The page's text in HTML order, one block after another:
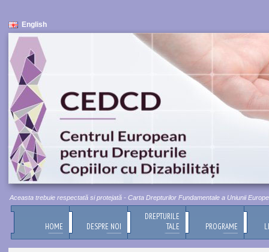
English
trebuie respectată si protejată - Carta Drepturilor Fundamentale a Uniunii
HOME DESPRE NOI
DREPTURILE
TALE
PROGRAME